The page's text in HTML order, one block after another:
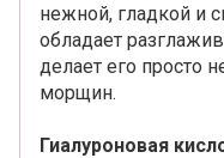
нежной, гладкой и
обладает
делает его просто
морщин.
Гиалуроновая